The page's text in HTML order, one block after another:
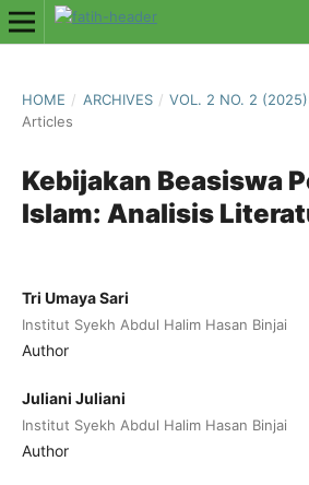
HOME / ARCHIVES / VOL. 2 NO. 2
Articles
Kebijakan Beasiswa
Islam: Analisis
Tri Umaya Sari
Institut Syekh Abdul Halim Hasan Binjai
Author
Juliani Juliani
Institut Syekh Abdul Halim Hasan Binjai
Author